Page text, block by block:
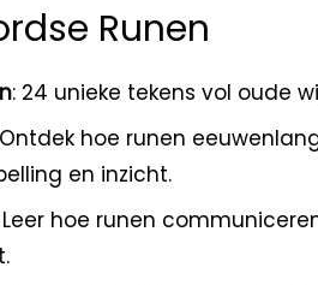
Runen
: 24 unieke tekens vol oude
hoe runen
en inzicht.
Leer hoe runen